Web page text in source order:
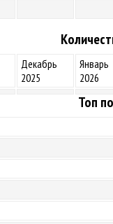
Декабрь
2025
Январь
2026
Топ